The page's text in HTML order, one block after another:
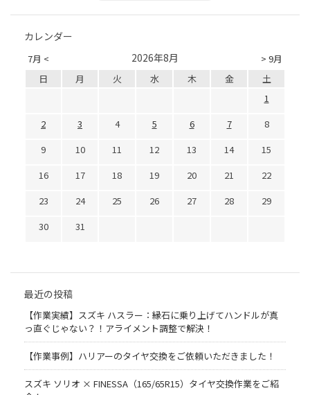
カレンダー
7月 < > 9月
2026年8月
日 月 火 水 木 金
土
1
2
3 4 5 6 7
8
9
10 11 12 13 14
15
16
17 18 19 20 21
22
23
24 25 26 27 28
29
30
31
最近の投稿
【作業実績】スズキ ハスラー：縁石に乗り上げてハンドルが真
っ直ぐじゃない？！アライメント調整で解決！
【作業事例】ハリアーのタイヤ交換をご依頼いただきました！
スズキ ソリオ × FINESSA（165/65R15）タイヤ交換作業をご紹